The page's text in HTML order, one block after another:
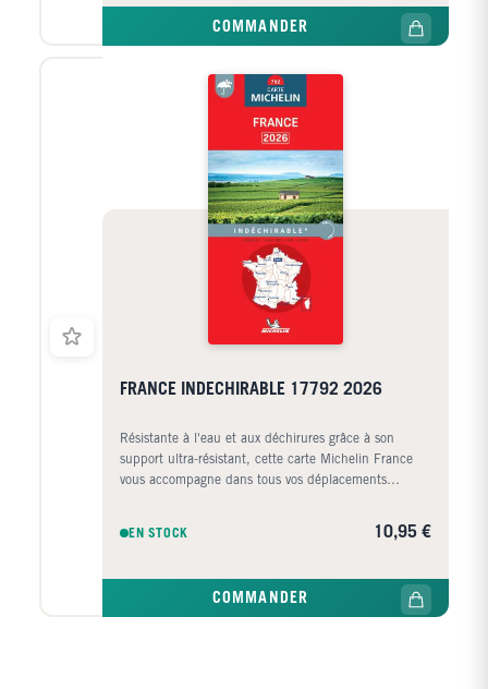
COMMANDER
FRANCE INDECHIRABLE 17792 2026
Résistante à l'eau et aux déchirures grâce à son
support ultra-résistant, cette carte Michelin France
vous accompagne dans tous vos déplacements
et ultra lisible ? Echelle : 1/1 000 000 ème (1 cm =
itinéraires conseillés, légende intuitive, informations
routières, principaux sites touristiques du Guide Vert
EN STOCK 10,95 €
COMMANDER